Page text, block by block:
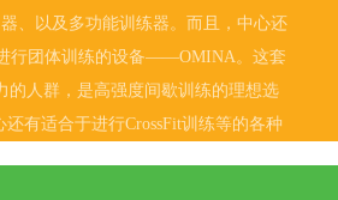
、以及多功能训练器。而且，中心还
行团体训练的设备——OMINA。这套
的人群，是高强度间歇训练的理想选
有适合于进行CrossFit训练等的各种